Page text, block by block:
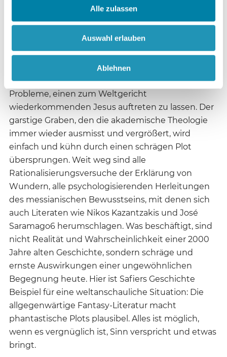
Alle zulassen
Auswahl erlauben
Ablehnen
Das Problem des historischen Abstandes zur
Zeitenwende und zur Welt des Neuen Testaments
schmerzt in diesem Jesusroman nicht mehr. In
nach-postmodernen Zeiten verursacht es keine
Probleme, einen zum Weltgericht
wiederkommenden Jesus auftreten zu lassen. Der
garstige Graben, den die akademische Theologie
immer wieder ausmisst und vergrößert, wird
einfach und kühn durch einen schrägen Plot
übersprungen. Weit weg sind alle
Rationalisierungsversuche der Erklärung von
Wundern, alle psychologisierenden Herleitungen
des messianischen Bewusstseins, mit denen sich
auch Literaten wie Nikos Kazantzakis und José
Saramago6 herumschlagen. Was beschäftigt, sind
nicht Realität und Wahrscheinlichkeit einer 2000
Jahre alten Geschichte, sondern schräge und
ernste Auswirkungen einer ungewöhnlichen
Begegnung heute. Hier ist Safiers Geschichte
Beispiel für eine weltanschauliche Situation: Die
allgegenwärtige Fantasy-Literatur macht
phantastische Plots plausibel. Alles ist möglich,
wenn es vergnüglich ist, Sinn verspricht und etwas
bringt.